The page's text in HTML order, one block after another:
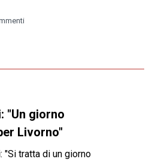
"Un giorno
Livorno"
"Si tratta di un giorno